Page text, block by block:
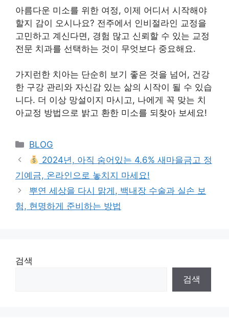
아름다운 미소를 위한 여정, 이제 어디서 시작해야
할지 감이 오시나요? 전주에서 인비절라인 교정을
고민하고 계신다면, 경험 많고 신뢰할 수 있는 교정
전문 치과를 선택하는 것이 무엇보다 중요해요.
가지런한 치아는 단순히 보기 좋은 것을 넘어, 건강
한 구강 관리와 자신감 있는 삶의 시작이 될 수 있습
니다. 더 이상 망설이지 마시고, 나에게 꼭 맞는 치
아교정 방법으로 밝고 환한 미소를 되찾아 보세요!
Categories
BLOG
2024년, 아직 숨어있는 4.6% 새마을금고 정
기예금, 온라인으로 놓치지 마세요!
뿌연 세상을 다시 맑게, 백내장 수술과 실손 보
험, 현명하게 준비하는 방법
검색
검색